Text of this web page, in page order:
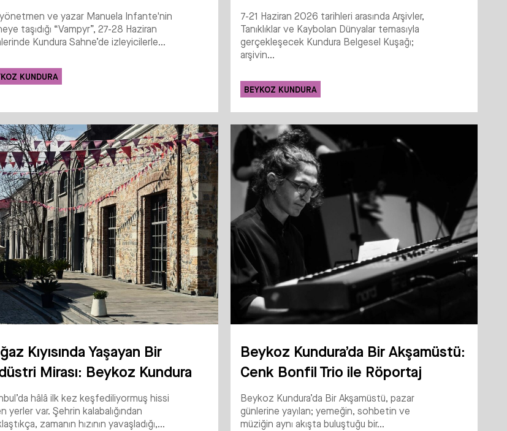
ve yazar Manuela Infante'nin
taşıdığı “Vampyr”, 27-28 Haziran
Kundura Sahne’de izleyicilerle...
KUNDURA
7-21 Haziran 2026 tarihleri arasında Arşivler,
Tanıklıklar ve Kaybolan Dünyalar temasıyla
gerçekleşecek Kundura Belgesel Kuşağı;
arşivin...
BEYKOZ KUNDURA
Kıyısında Yaşayan Bir
Mirası: Beykoz Kundura
hâlâ ilk kez keşfediliyormuş hissi
yerler var. Şehrin kalabalığından
zamanın hızının yavaşladığı,...
Beykoz Kundura’da Bir Akşamüstü:
Cenk Bonfil Trio ile Röportaj
Beykoz Kundura’da Bir Akşamüstü, pazar
günlerine yayılan; yemeğin, sohbetin ve
müziğin aynı akışta buluştuğu bir...